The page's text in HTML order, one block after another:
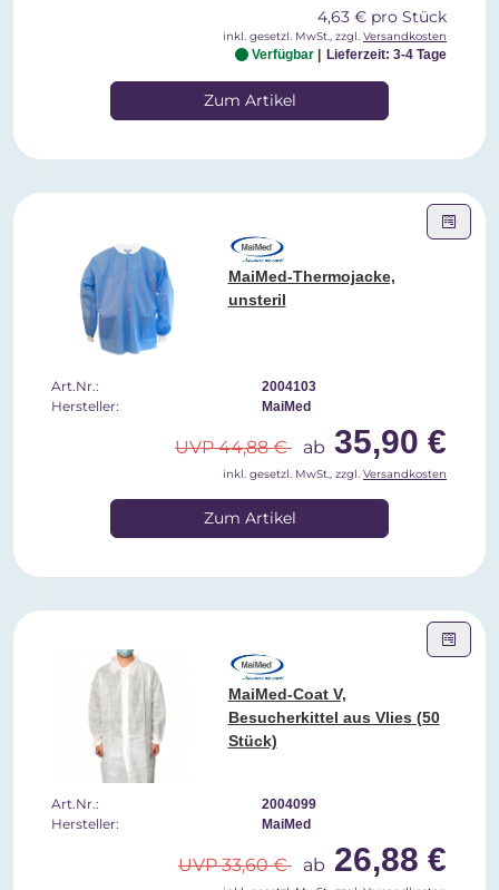
4,63 € pro Stück
inkl. gesetzl. MwSt., zzgl. Versandkosten
Verfügbar Lieferzeit: 3-4 Tage
Zum Artikel
MaiMed-Thermojacke,
unsteril
Art.Nr.: 2004103
Hersteller: MaiMed
UVP 44,88 € ab 35,90 €
inkl. gesetzl. MwSt., zzgl. Versandkosten
Zum Artikel
MaiMed-Coat V,
Besucherkittel aus Vlies (50
Stück)
Art.Nr.: 2004099
Hersteller: MaiMed
UVP 33,60 € ab 26,88 €